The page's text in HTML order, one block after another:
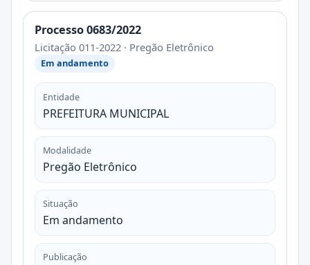
Processo 0683/2022
Licitação 011-2022 · Pregão Eletrônico
Em andamento
Entidade
PREFEITURA MUNICIPAL
Modalidade
Pregão Eletrônico
Situação
Em andamento
Publicação